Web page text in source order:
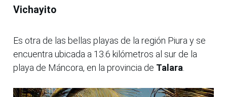
Vichayito
Es otra de las bellas playas de la región Piura y se
encuentra ubicada a 13.6 kilómetros al sur de la
playa de Máncora, en la provincia de Talara